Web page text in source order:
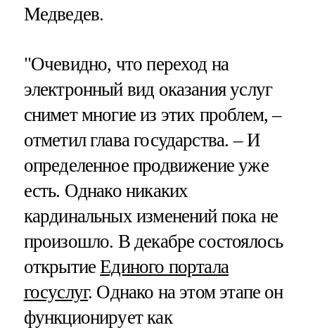
Медведев.
"Очевидно, что переход на
электронный вид оказания услуг
снимет многие из этих проблем, –
отметил глава государства. – И
определенное продвижение уже
есть. Однако никаких
кардинальных изменений пока не
произошло. В декабре состоялось
открытиеЕдиного портала
госуслуг. Однако на этом этапе он
функционирует как